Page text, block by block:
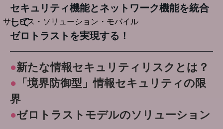
サービス・ソリューション・モバイル
サービス・ソリューションTOP
DXに関する課題を解決する
サービス・ソリューションをご紹介
カテゴリーで探す
カテゴリーで探すTOP
ネットワーク・モバイル
クラウド・データセンター
セキュリティ機能とネットワーク機能を統合
して
ゼロトラストを実現する！
●新たな情報セキュリティリスクとは？
● 「境界防御型」情報セキュリティの限
界
●ゼロトラストモデルのソリューション